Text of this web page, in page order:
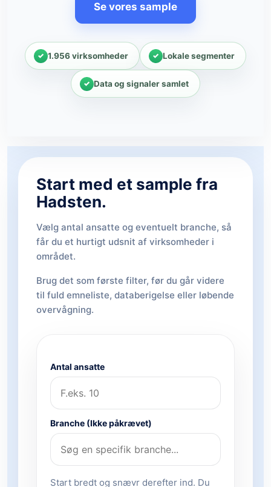
Se vores sample
1.956 virksomheder Lokale segmenter
Data og signaler samlet
Start med et sample fra
Hadsten.
Vælg antal ansatte og eventuelt branche, så
får du et hurtigt udsnit af virksomheder i
området.
Brug det som første filter, før du går videre
til fuld emneliste, databerigelse eller løbende
overvågning.
Antal ansatte
Branche (Ikke påkrævet)
Start bredt og snævr derefter ind. Du